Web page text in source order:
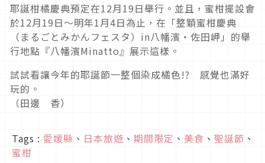
耶誕柑橘慶典預定在12月19日舉行。並且，蜜柑擺設會
於12月19日～明年1月4日為止，在「整顆蜜柑慶典
（まるごとみかんフェスタ）in八幡濱・佐田岬」的舉
行地點『八幡濱Minatto』展示這樣。
試試看讓今年的耶誕節一整個染成橘色!? 感覺也滿好
玩的。
（田邊 香）
Tags : 愛媛縣 、 日本旅遊 、 期間限定 、 美食 、 聖誕節 、
蜜柑